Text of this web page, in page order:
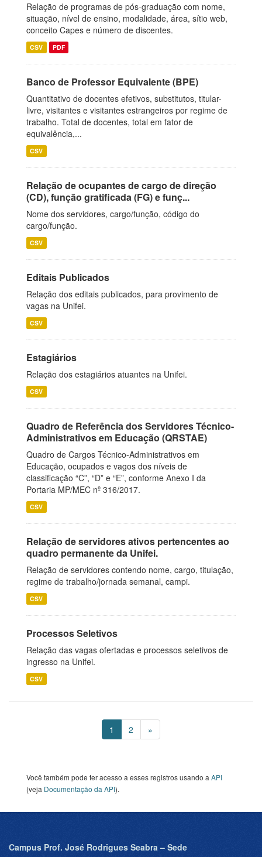
Relação de programas de pós-graduação com nome,
situação, nível de ensino, modalidade, área, sítio web,
conceito Capes e número de discentes.
CSV PDF
Banco de Professor Equivalente (BPE)
Quantitativo de docentes efetivos, substitutos, titular-
livre, visitantes e visitantes estrangeiros por regime de
trabalho. Total de docentes, total em fator de
equivalência,...
CSV
Relação de ocupantes de cargo de direção
(CD), função gratificada (FG) e funç...
Nome dos servidores, cargo/função, código do
cargo/função.
CSV
Editais Publicados
Relação dos editais publicados, para provimento de
vagas na Unifei.
CSV
Estagiários
Relação dos estagiários atuantes na Unifei.
CSV
Quadro de Referência dos Servidores Técnico-
Administrativos em Educação (QRSTAE)
Quadro de Cargos Técnico-Administrativos em
Educação, ocupados e vagos dos níveis de
classificação “C”, “D” e “E”, conforme Anexo I da
Portaria MP/MEC nº 316/2017.
CSV
Relação de servidores ativos pertencentes ao
quadro permanente da Unifei.
Relação de servidores contendo nome, cargo, titulação,
regime de trabalho/jornada semanal, campi.
CSV
Processos Seletivos
Relação das vagas ofertadas e processos seletivos de
ingresso na Unifei.
CSV
1 2 »
Você também pode ter acesso a esses registros usando a API
(veja Documentação da API).
Campus Prof. José Rodrigues Seabra – Sede